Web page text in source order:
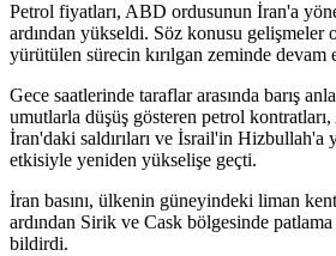
Petrol fiyatları, ABD ordusunun İran'a
ardından yükseldi. Söz konusu gelişmeler
yürütülen sürecin kırılgan zeminde
Gece saatlerinde taraflar arasında barış
umutlarla düşüş gösteren petrol
İran'daki saldırıları ve İsrail'in Hizbullah'a
etkisiyle yeniden yükselişe geçti.
İran basını, ülkenin güneyindeki liman
ardından Sirik ve Cask bölgesinde
bildirdi.